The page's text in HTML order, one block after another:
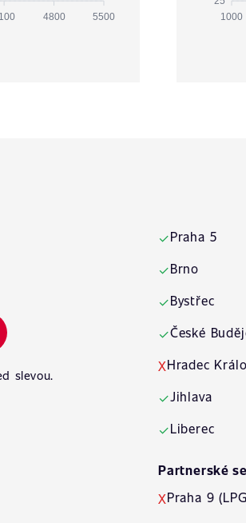
4800 5500 1000
slevou.
✓Praha 5
✓Brno
✓Bystřec
✓České
XHradec
✓Jihlava
✓Liberec
Partnerské
XPraha 9